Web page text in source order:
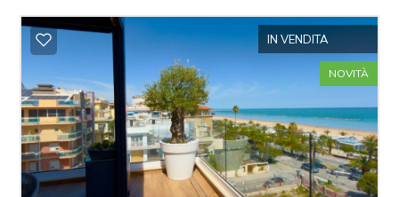
IN VENDITA
NOVITÀ
3
4
5